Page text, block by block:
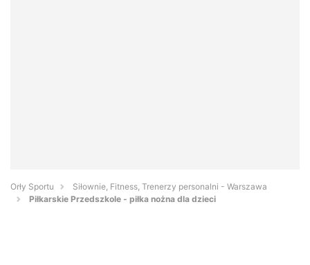
Orły Sportu
Siłownie, Fitness, Trenerzy personalni - Warszawa
Piłkarskie Przedszkole - piłka nożna dla dzieci